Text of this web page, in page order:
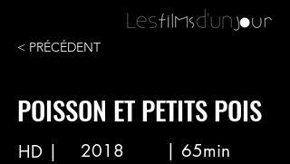
< PRÉCÉDENT
POISSON ET PETITS POIS
HD | 2018 | 65min